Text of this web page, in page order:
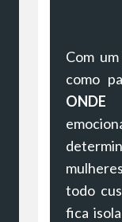
Com
como
ONDE
todo
fica